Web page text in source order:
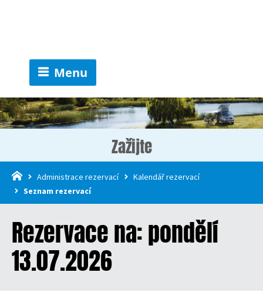
Menu
Zažijte
Administrace rezervací
Kalendář rezervací
Seznam rezervací
Rezervace na: pondělí
13.07.2026